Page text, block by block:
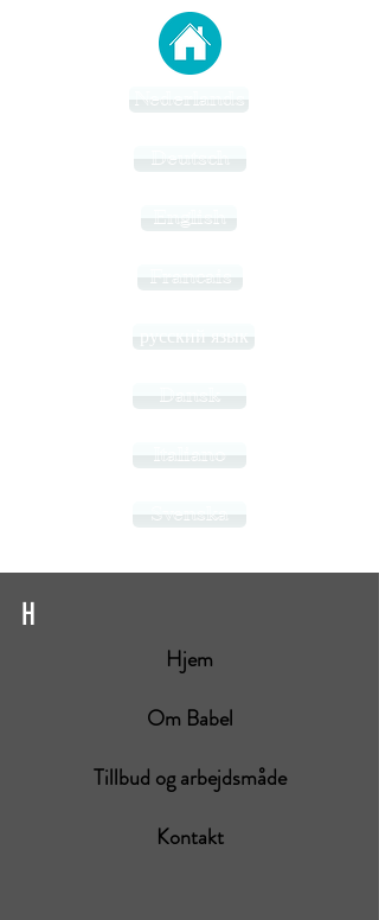
Nederlands
Deutsch
English
Francais
русский язык
Dansk
Italiano
Svenska
H
Hjem
Om Babel
Tillbud og arbejdsmåde
Kontakt